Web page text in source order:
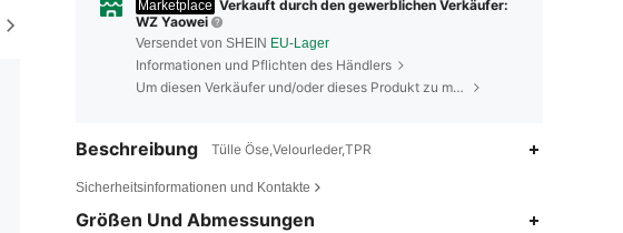
Marketplace Verkauft durch den gewerblichen Verkäufer:
WZ Yaowei
Versendet von SHEIN EU-Lager
Informationen und Pflichten des Händlers
Um diesen Verkäufer und/oder dieses Produkt zu melden
Beschreibung Tülle Öse,Velourleder,TPR
Sicherheitsinformationen und Kontakte
Größen Und Abmessungen
4,82 2